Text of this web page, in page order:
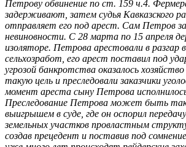
Петрову обвинение по ст. 159 ч.4.
задерживают, затем судья Кавказского
отправляет его под арест. Сам Петров
невиновности. С 28 марта по 15 апреля
изоляторе. Петрова арестовали в разгар
сельхозработ, его арест поставил под
угрозой банкротства оказалось
такую цель и преследовали заказчики
момент ареста сыну Петрова
Преследование Петрова может быть
выигрышем в суде, где он оспорил
земельных участков провластным
создав прецедент и поставив под